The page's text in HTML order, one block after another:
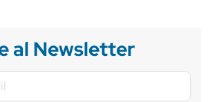
al Newsletter